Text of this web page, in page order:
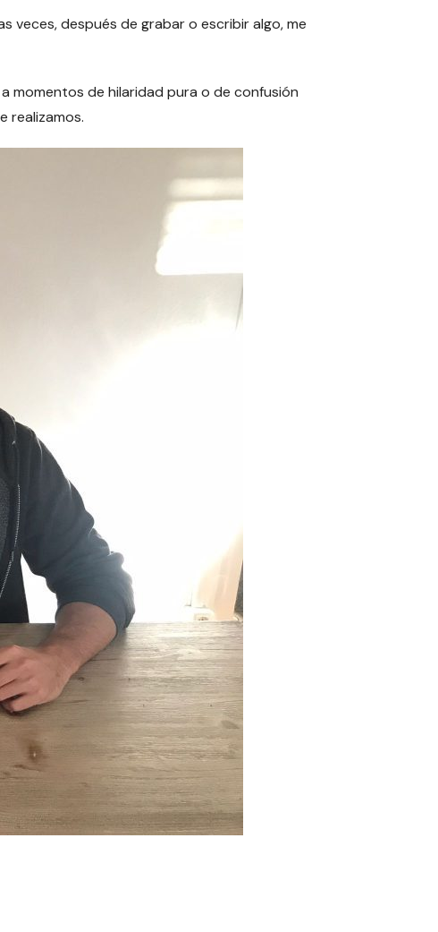
veces, después de grabar o escribir algo, me
momentos de hilaridad pura o de confusión
realizamos.